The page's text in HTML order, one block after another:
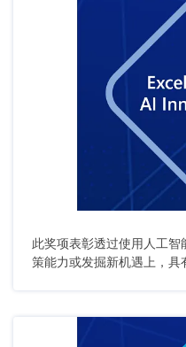
此奖项表彰透过使用人工
策能力或发掘新机遇上，具